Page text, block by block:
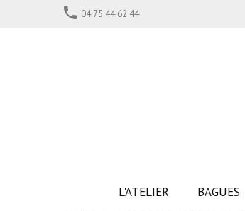
 04 75 44 62 44
L'ATELIER BAGUES